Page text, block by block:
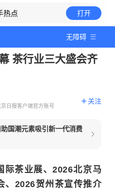
热点 打开
无障碍
茶行业三大盛会齐
京日报客户端官方账号
关注
国潮元素吸引新一代消费
际茶业展、2026北京马
、2026贺州茶宣传推介